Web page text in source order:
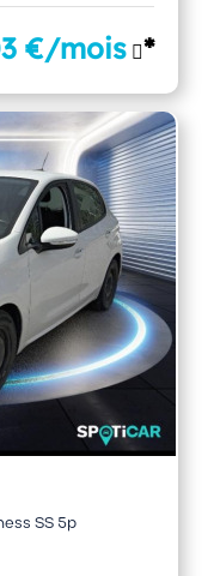
€/mois *
SS 5p